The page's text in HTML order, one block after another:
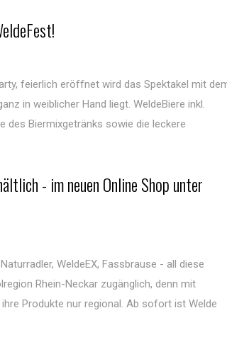
feierlich eröffnet wird das Spektakel mit
in weiblicher Hand liegt. WeldeBiere inkl.
des Biermixgetränks sowie die leckere
- im neuen Online Shop unter
WeldeEX, Fassbrause - all diese
Rhein-Neckar zugänglich, denn mit
Produkte nur regional. Ab sofort ist Welde